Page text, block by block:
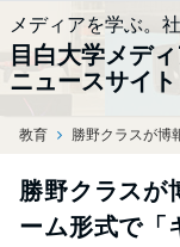
メディアを学ぶ。
目白大学メデ
ニュースサイト
ホーム
教育 勝野クラスが博
勝野クラスが
ーム形式で「